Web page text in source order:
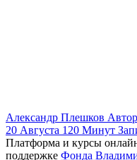
Александр Плешков Автор
20 Августа 120 Минут
Платформа и курсы
поддержке Фонда